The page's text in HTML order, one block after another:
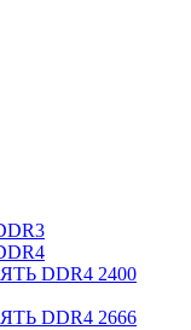
DDR4 2400
DDR4 2666